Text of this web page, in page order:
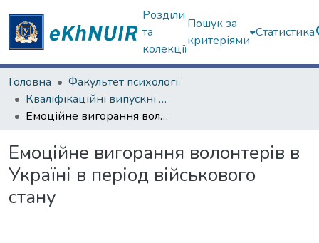
Розділи
та
колекції
Пошук за
критеріями
Статистика
Головна
Факультет психології
Кваліфікаційні випускні роботи магістрів. Факультет психології
Емоційне вигорання волонтерів в Україні в період військового стану
Емоційне вигорання волонтерів в
Україні в період військового
стану